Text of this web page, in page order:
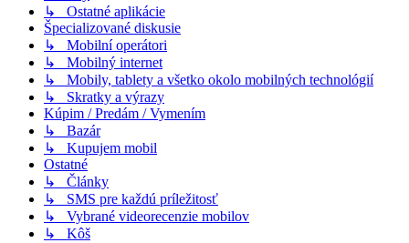
↳ Ostatné aplikácie
Špecializované diskusie
↳ Mobilní operátori
↳ Mobilný internet
↳ Mobily, tablety a všetko okolo mobilných technológií
↳ Skratky a výrazy
Kúpim / Predám / Vymením
↳ Bazár
↳ Kupujem mobil
Ostatné
↳ Články
↳ SMS pre každú príležitosť
↳ Vybrané videorecenzie mobilov
↳ Kôš